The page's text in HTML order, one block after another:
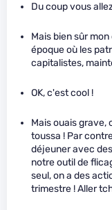
Du coup vous
Mais bien sûr
époque où les
capitalistes,
OK, c'est cool !
Mais ouais grave,
toussa ! Par
déjeuner avec
notre outil de
seul, on a des
trimestre ! Aller